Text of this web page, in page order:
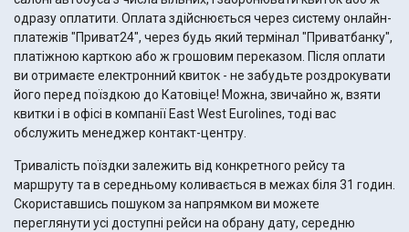
одразу оплатити. Оплата здійснюється через систему онлайн-
платежів "Приват24", через будь який термінал "Приватбанку",
платіжною карткою або ж грошовим переказом. Після оплати
ви отримаєте електронний квиток - не забудьте роздрокувати
його перед поїздкою до Катовіце! Можна, звичайно ж, взяти
квитки і в офісі в компанії East West Eurolines, тоді вас
обслужить менеджер контакт-центру.
Тривалість поїздки залежить від конкретного рейсу та
маршруту та в середньому коливається в межах біля 31 годин.
Скориставшись пошуком за напрямком ви можете
переглянути усі доступні рейси на обрану дату, середню